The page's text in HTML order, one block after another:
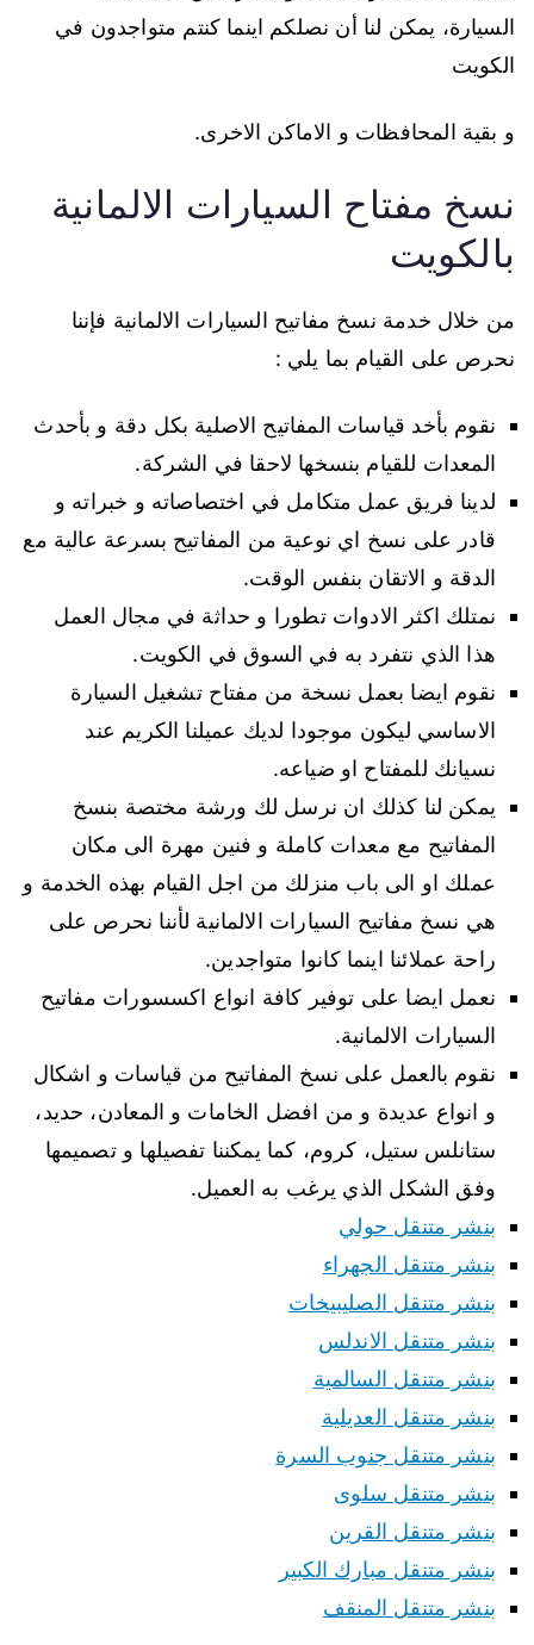
السيارة، يمكن لنا أن نصلكم اينما كنتم متواجدون في
الكويت
و بقية المحافظات و الاماكن الاخرى.
نسخ مفتاح السيارات الالمانية
بالكويت
من خلال خدمة نسخ مفاتيح السيارات الالمانية فإننا
نحرص على القيام بما يلي :
نقوم بأخد قياسات المفاتيح الاصلية بكل دقة و بأحدث
المعدات للقيام بنسخها لاحقا في الشركة.
لدينا فريق عمل متكامل في اختصاصاته و خبراته و
قادر على نسخ اي نوعية من المفاتيح بسرعة عالية مع
الدقة و الاتقان بنفس الوقت.
نمتلك اكثر الادوات تطورا و حداثة في مجال العمل
هذا الذي نتفرد به في السوق في الكويت.
نقوم ايضا بعمل نسخة من مفتاح تشغيل السيارة
الاساسي ليكون موجودا لديك عميلنا الكريم عند
نسيانك للمفتاح او ضياعه.
يمكن لنا كذلك ان نرسل لك ورشة مختصة بنسخ
المفاتيح مع معدات كاملة و فنين مهرة الى مكان
عملك او الى باب منزلك من اجل القيام بهذه الخدمة و
هي نسخ مفاتيح السيارات الالمانية لأننا نحرص على
راحة عملائنا اينما كانوا متواجدين.
نعمل ايضا على توفير كافة انواع اكسسورات مفاتيح
السيارات الالمانية.
نقوم بالعمل على نسخ المفاتيح من قياسات و اشكال
و انواع عديدة و من افضل الخامات و المعادن، حديد،
ستانلس ستيل، كروم، كما يمكننا تفصيلها و تصميمها
وفق الشكل الذي يرغب به العميل.
بنشر متنقل حولي
بنشر متنقل الجهراء
بنشر متنقل الصليبيخات
بنشر متنقل الاندلس
بنشر متنقل السالمية
بنشر متنقل العديلية
بنشر متنقل جنوب السرة
بنشر متنقل سلوى
بنشر متنقل القرين
بنشر متنقل مبارك الكبير
بنشر متنقل المنقف